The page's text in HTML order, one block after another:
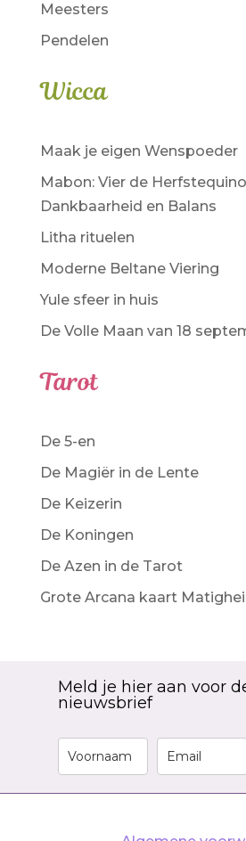
Meesters
Pendelen
Wicca
Maak je eigen Wenspoeder
Mabon: Vier de
Dankbaarheid en Balans
Litha rituelen
Moderne Beltane Viering
Yule sfeer in huis
De Volle Maan van 18
Tarot
De 5-en
De Magiër in de Lente
De Keizerin
De Koningen
De Azen in de Tarot
Grote Arcana kaart
Meld je hier aan voor
nieuwsbrief